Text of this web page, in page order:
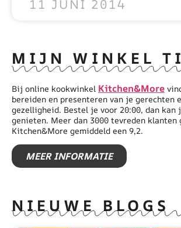
11 JUNI 2014
MIJN WINKEL
Bij online kookwinkel Kitchen&More
bereiden en presenteren van je gerechten
gezelligheid. Bestel je voor 20:00, dan kan
genieten. Meer dan 3000 tevreden klanten
Kitchen&More gemiddeld een 9,2.
MEER INFORMATIE
NIEUWE BLOGS